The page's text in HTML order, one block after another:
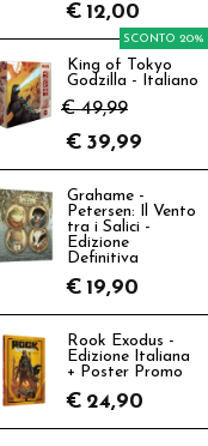
€ 12,00
King of Tokyo
Godzilla - Italiano
€ 49,99
SCONTO 20%
€ 39,99
Grahame -
Petersen: Il Vento
tra i Salici -
Edizione
Definitiva
€ 19,90
Rook Exodus -
Edizione Italiana
+ Poster Promo
€ 24,90